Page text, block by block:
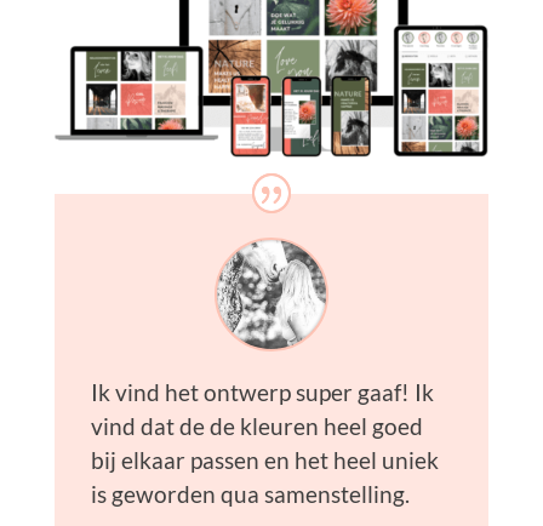
Ik vind het ontwerp super gaaf! Ik
vind dat de de kleuren heel goed
bij elkaar passen en het heel uniek
is geworden qua samenstelling.